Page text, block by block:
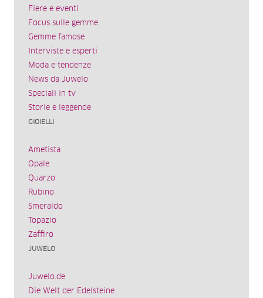
Fiere e eventi
Focus sulle gemme
Gemme famose
Interviste e esperti
Moda e tendenze
News da Juwelo
Speciali in tv
Storie e leggende
GIOIELLI
Ametista
Opale
Quarzo
Rubino
Smeraldo
Topazio
Zaffiro
JUWELO
Juwelo.de
Die Welt der Edelsteine